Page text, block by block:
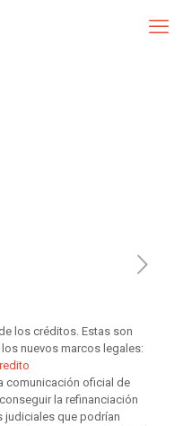
los créditos. Estas son
nuevos marcos legales:
comunicación oficial de
la refinanciación
judiciales que podrían